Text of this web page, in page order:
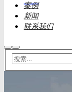
案例
新闻
联系我们
搜 主
菜
单